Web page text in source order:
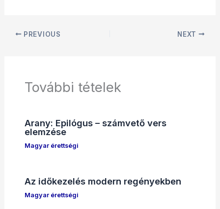
PREVIOUS NEXT
További tételek
Arany: Epilógus – számvető vers
elemzése
Magyar érettségi
Az időkezelés modern regényekben
Magyar érettségi